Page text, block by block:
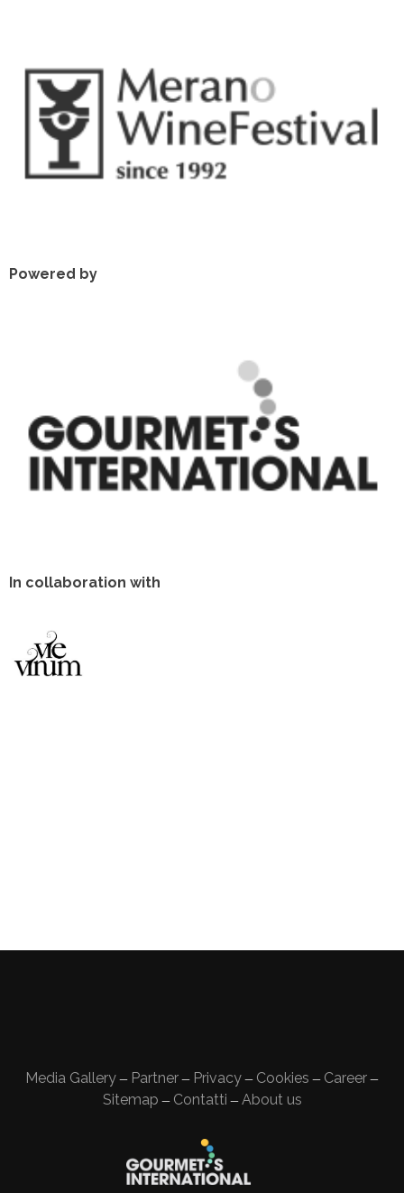
Powered by
In collaboration with
Media Gallery — Partner — Privacy — Cookies — Career —
Sitemap — Contatti — About us